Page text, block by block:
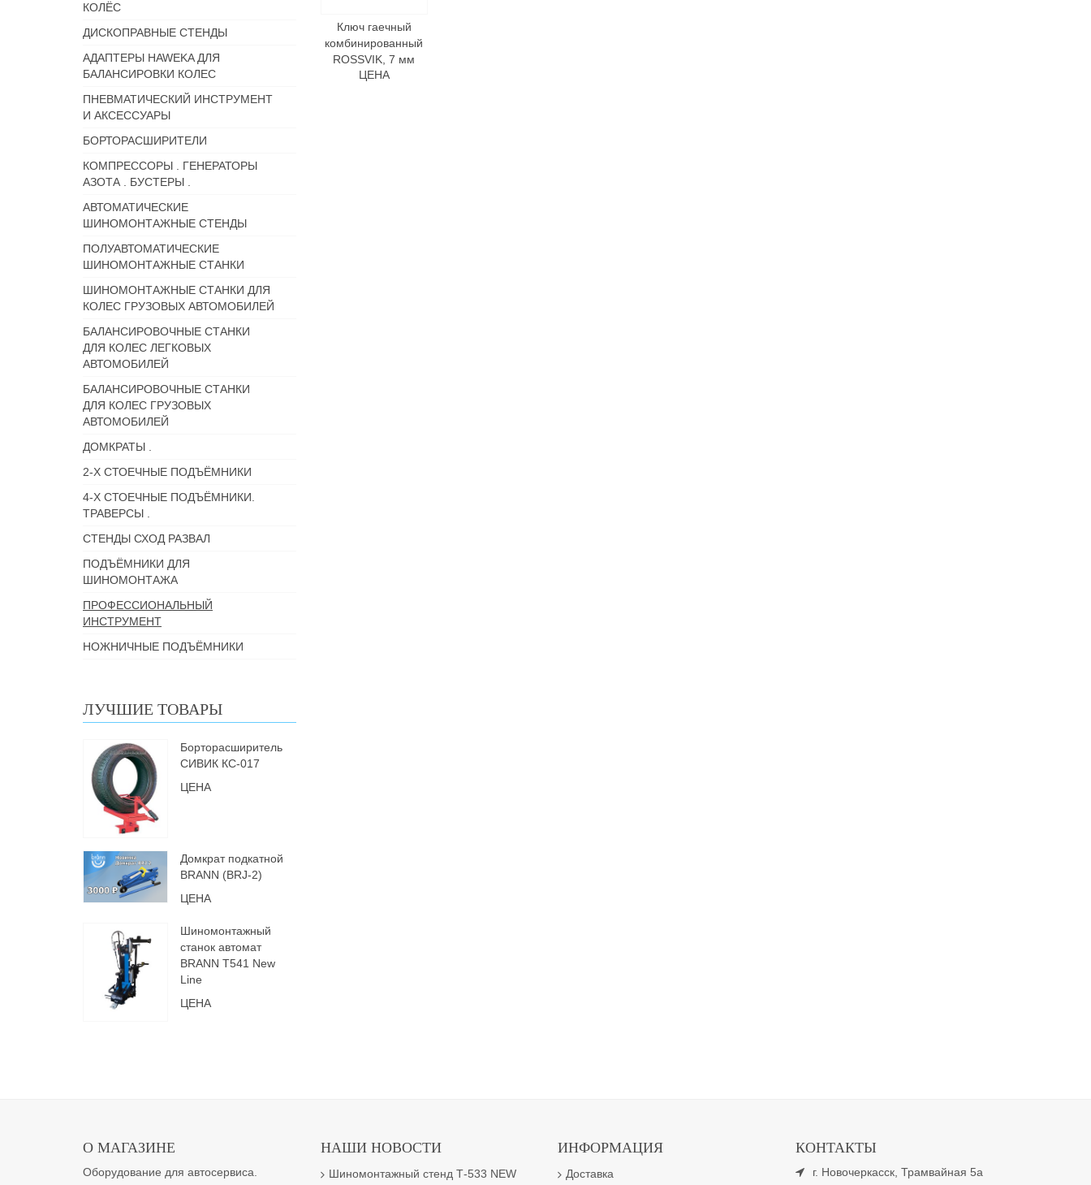
Ключ гаечный
комбинированный
ROSSVIK, 7 мм
ЦЕНА
КОЛЁС
ДИСКОПРАВНЫЕ СТЕНДЫ
АДАПТЕРЫ HAWEKA ДЛЯ
БАЛАНСИРОВКИ КОЛЕС
ПНЕВМАТИЧЕСКИЙ ИНСТРУМЕНТ
И АКСЕССУАРЫ
БОРТОРАСШИРИТЕЛИ
КОМПРЕССОРЫ . ГЕНЕРАТОРЫ
АЗОТА . БУСТЕРЫ .
АВТОМАТИЧЕСКИЕ
ШИНОМОНТАЖНЫЕ СТЕНДЫ
ПОЛУАВТОМАТИЧЕСКИЕ
ШИНОМОНТАЖНЫЕ СТАНКИ
ШИНОМОНТАЖНЫЕ СТАНКИ ДЛЯ
КОЛЕС ГРУЗОВЫХ АВТОМОБИЛЕЙ
БАЛАНСИРОВОЧНЫЕ СТАНКИ
ДЛЯ КОЛЕС ЛЕГКОВЫХ
АВТОМОБИЛЕЙ
БАЛАНСИРОВОЧНЫЕ СТАНКИ
ДЛЯ КОЛЕС ГРУЗОВЫХ
АВТОМОБИЛЕЙ
ДОМКРАТЫ .
2-Х СТОЕЧНЫЕ ПОДЪЁМНИКИ
4-Х СТОЕЧНЫЕ ПОДЪЁМНИКИ.
ТРАВЕРСЫ .
СТЕНДЫ СХОД РАЗВАЛ
ПОДЪЁМНИКИ ДЛЯ
ШИНОМОНТАЖА
ПРОФЕССИОНАЛЬНЫЙ
ИНСТРУМЕНТ
НОЖНИЧНЫЕ ПОДЪЁМНИКИ
ЛУЧШИЕ ТОВАРЫ
Борторасширитель
СИВИК КС-017
ЦЕНА
Домкрат подкатной
BRANN (BRJ-2)
ЦЕНА
Шиномонтажный
станок автомат
BRANN Т541 New
Line
ЦЕНА
О МАГАЗИНЕ
Оборудование для автосервиса.
НАШИ НОВОСТИ
Шиномонтажный стенд Т-533 NEW
ИНФОРМАЦИЯ
Доставка
КОНТАКТЫ
г. Новочеркасск, Трамвайная 5а